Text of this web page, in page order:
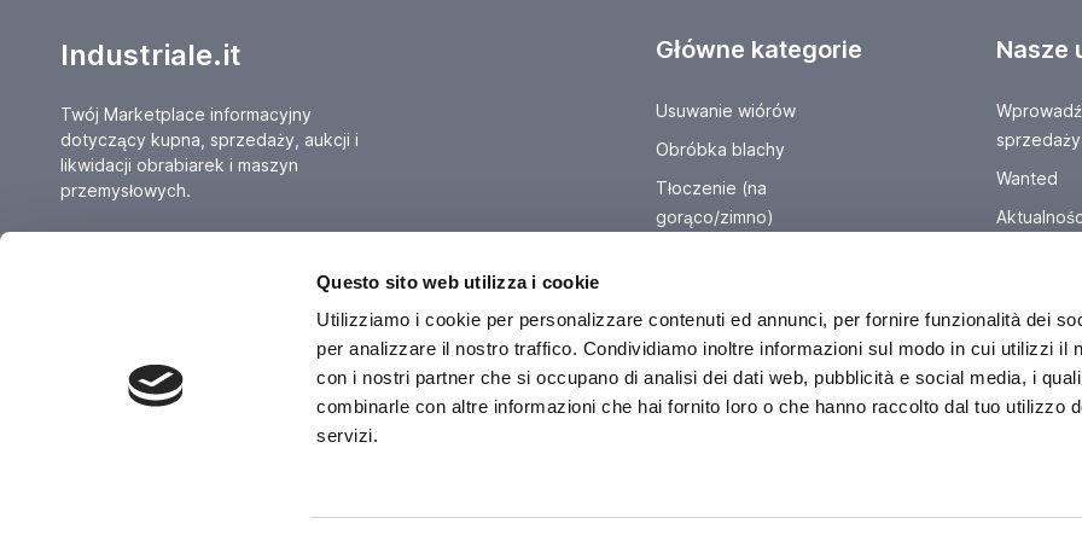
Questo sito web utilizza i cookie
Utilizziamo i cookie per personalizzare contenuti ed annunci, per fornire funzionalità dei
per analizzare il nostro traffico. Condividiamo inoltre informazioni sul modo in cui utilizzi il
con i nostri partner che si occupano di analisi dei dati web, pubblicità e social media, i
combinarle con altre informazioni che hai fornito loro o che hanno raccolto dal tuo utilizzo
servizi.
Industriale.it
Twój Marketplace informacyjny
dotyczący kupna, sprzedaży, aukcji i
likwidacji obrabiarek i maszyn
przemysłowych.
Główne kategorie
Usuwanie wiórów
Obróbka blachy
Tłoczenie (na
gorąco/zimno)
Nasze
sprzedaży
Wanted
L'industriale s.r.l.
P. IVA: 12212870153
Sede Legale
Via Carlo Dolci, 32
20148 Milano (MI)
Polityka prywatności - Pliki cookie